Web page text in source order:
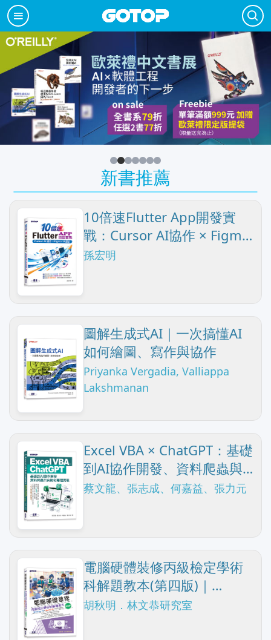
新書推薦
10倍速Flutter App開發實
戰：Cursor AI協作 × Figma
UI設計
孫宏明
圖解生成式AI｜一次搞懂AI
如何繪圖、寫作與協作
Priyanka Vergadia, Valliappa
Lakshmanan
Excel VBA × ChatGPT：基礎
到AI協作開發、資料爬蟲與
自動化專題實戰
蔡文龍、張志成、何嘉益、張力元
電腦硬體裝修丙級檢定學術
科解題教本(第四版)｜
Windows 10 + Ubuntu 18
胡秋明．林文恭研究室